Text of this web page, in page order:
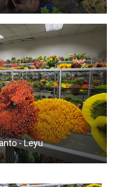
- Leyu